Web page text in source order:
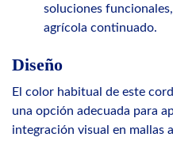
soluciones
agrícola continuado.
Diseño
El color habitual de este
una opción adecuada para
integración visual en mallas